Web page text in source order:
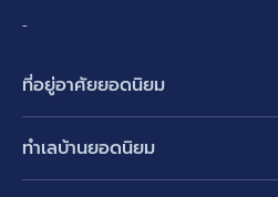
-
ที่อยู่อาศัยยอดนิยม
ทำเลบ้านยอดนิยม